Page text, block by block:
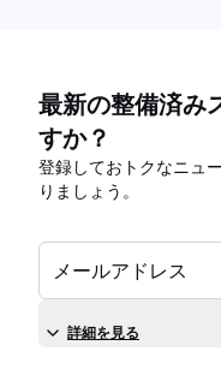
最新の整備済み
すか？
登録しておトクなニュ
りましょう。
メールアドレス
詳細を見る